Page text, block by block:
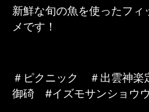
新鮮な旬の魚を使ったフィ
メです！
＃ピクニック ＃出雲神
御碕 #イズモサンショウ